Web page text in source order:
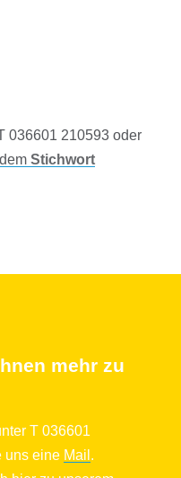
036601 210593 oder
Stichwort
mehr zu
T 036601
uns eine Mail .